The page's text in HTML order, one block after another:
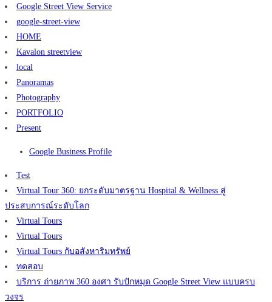
Google Street View Service
google-street-view
HOME
Kavalon streetview
local
Panoramas
Photography
PORTFOLIO
Present
Google Business Profile
Test
Virtual Tour 360: ยกระดับมาตรฐาน Hospital & Wellness สู่
ประสบการณ์ระดับโลก
Virtual Tours
Virtual Tours
Virtual Tours กับอสังหาริมทรัพย์
ทดสอบ
บริการ ถ่ายภาพ 360 องศา รับปักหมุด Google Street View แบบครบ
วงจร